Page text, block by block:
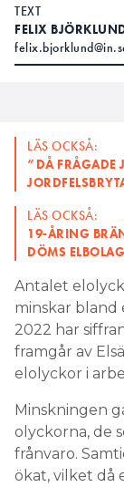
TEXT
FELIX
LÄS OCKSÅ:
”DÅ FRÅGADE
LÄS OCKSÅ:
19-ÅRING
DÖMS
Antalet
minskar bland
2022 har
framgår av
elolyckor i
Minskningen
olyckorna, de
frånvaro.
ökat, vilket då